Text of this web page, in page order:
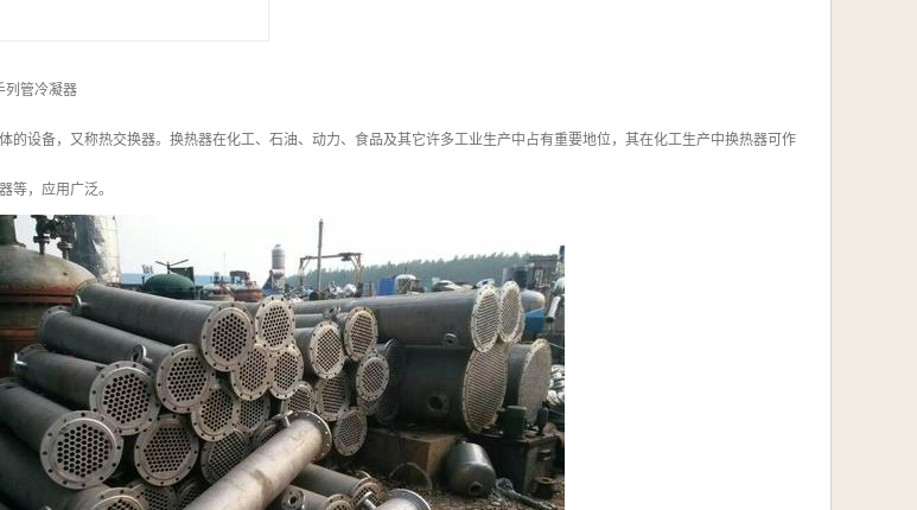
列管冷凝器
的设备，又称热交换器。换热器在化工、石油、动力、食品及其它许多工业生产中占有重要地位，其在化工生产中换热器可作
等，应用广泛。